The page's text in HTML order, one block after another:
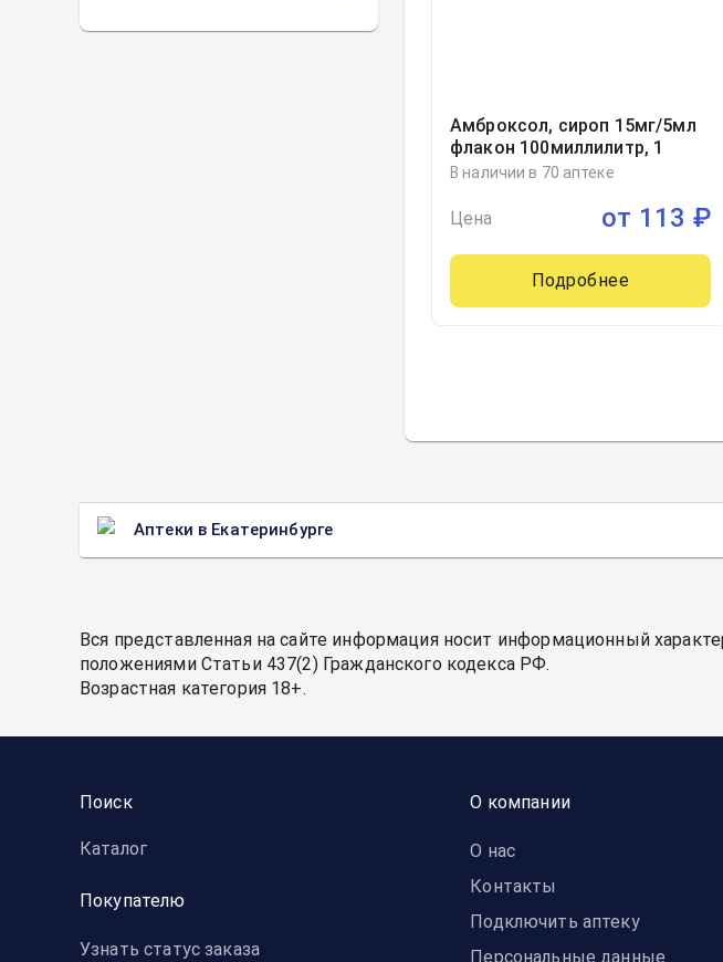
Амброксол, сироп 15мг/5мл
флакон 100миллилитр, 1
В наличии в 70 аптеке
Цена от 113 ₽
Подробнее
Аптеки в Екатеринбурге
Вся представленная на сайте информация носит информационный
положениями Статьи 437(2) Гражданского кодекса РФ.
Возрастная категория 18+.
Поиск
Каталог
Покупателю
Узнать статус заказа
О компании
О нас
Контакты
Подключить аптеку
Персональные данные